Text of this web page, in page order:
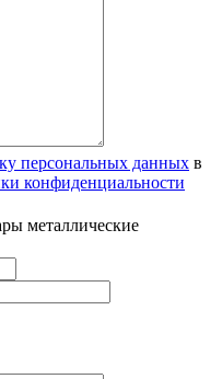
персональных данных в
конфиденциальности
металлические